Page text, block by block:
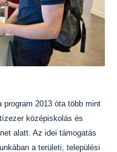
program 2013 óta több mint
középiskolás és
alatt. Az idei támogatás
a területi, települési